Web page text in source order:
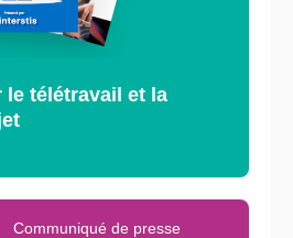
le télétravail et la
Communiqué de presse